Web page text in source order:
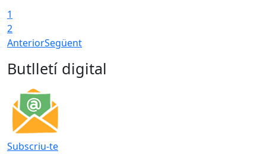
1
2
AnteriorSegüent
Butlletí digital
Subscriu-te